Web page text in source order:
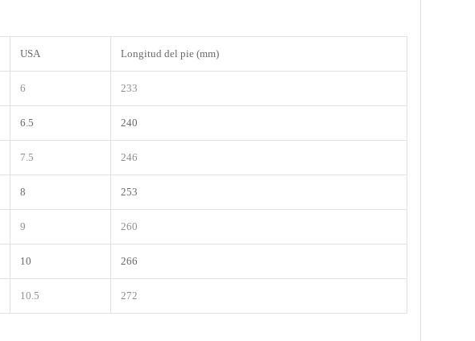
USA Longitud del pie (mm)
6 233
6.5 240
7.5 246
8 253
9 260
10 266
10.5 272